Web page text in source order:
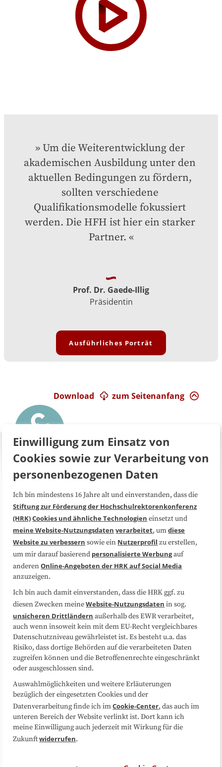
Um die Weiterentwicklung der
akademischen Ausbildung unter den
aktuellen Bedingungen zu fördern,
sollten verschiedene
Qualifikationsmodelle fokussiert
werden. Die HFH ist hier ein starker
Partner.
Prof. Dr. Gaede-Illig
Präsidentin
Ausführliches Porträt
zum Seitenanfang
Download
Über uns FAQ
Medienarbeit Kooperationen
Datenschutzerklärung Impressum
Sitemap
Folgen Sie uns
Einwilligung zum Einsatz von
Cookies sowie zur Verarbeitung von
personenbezogenen Daten
Ich bin mindestens 16 Jahre alt und einverstanden, dass die
Stiftung zur Förderung der Hochschulrektorenkonferenz
(HRK)Cookies und ähnliche Technologien einsetzt und
meine Website-Nutzungsdaten verarbeitet, umdiese
Website zu verbessern sowie ein Nutzerprofil zu erstellen,
um mir darauf basierend personalisierte Werbungauf
anderenOnline-Angeboten der HRK auf Social Media
anzuzeigen.
Ich bin auch damit einverstanden, dass die HRK ggf. zu
diesen Zwecken meineWebsite-Nutzungsdaten in sog.
unsicheren Drittländern außerhalb des EWR verarbeitet,
auch wenn insoweit kein mit dem EU-Recht vergleichbares
Datenschutzniveau gewährleistet ist. Es besteht u.a. das
Risiko, dass dortige Behörden auf die verarbeiteten Daten
zugreifen können und die Betroffenenrechte eingeschränkt
oder ausgeschlossen sind.
Auswahlmöglichkeiten und weitere Erläuterungen
bezüglich der eingesetzten Cookies und der
Datenverarbeitung finde ich imCookie-Center, das auch im
unteren Bereich der Website verlinkt ist. Dort kann ich
meine Einwilligung auch jederzeit mit Wirkung für die
Zukunftwiderrufen.